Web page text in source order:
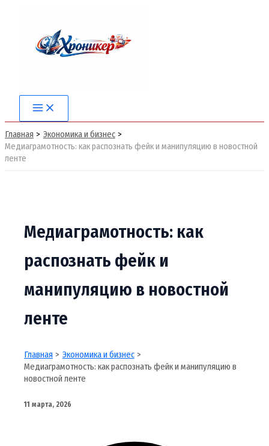
содержимому
Main
Menu
Главная
Экономика и бизнес
Медиаграмотность: как распознать фейк и манипуляцию в новостной
ленте
Медиаграмотность: как
распознать фейк и
манипуляцию в новостной
ленте
Главная
Экономика и бизнес
Медиаграмотность: как распознать фейк и манипуляцию в
новостной ленте
11 марта, 2026